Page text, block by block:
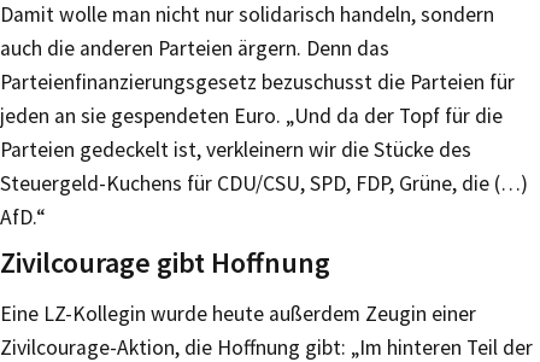
Damit wolle man nicht nur solidarisch handeln, sondern
auch die anderen Parteien ärgern. Denn das
Parteienfinanzierungsgesetz bezuschusst die Parteien für
jeden an sie gespendeten Euro. „Und da der Topf für die
Parteien gedeckelt ist, verkleinern wir die Stücke des
Steuergeld-Kuchens für CDU/CSU, SPD, FDP, Grüne, die (…)
AfD.“
Zivilcourage gibt Hoffnung
Eine LZ-Kollegin wurde heute außerdem Zeugin einer
Zivilcourage-Aktion, die Hoffnung gibt: „Im hinteren Teil der